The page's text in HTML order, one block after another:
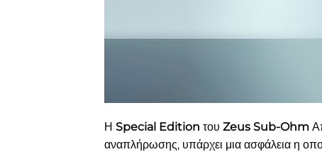
Η Special Edition του Zeus Sub-Ohm
αναπλήρωσης, υπάρχει μια ασφάλεια η